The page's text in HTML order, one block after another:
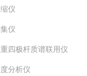
仪
仪
四极杆质谱联用仪
分析仪